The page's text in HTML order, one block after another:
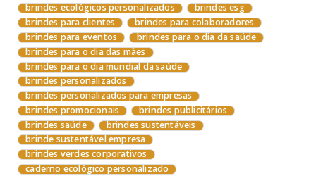
brindes ecológicos personalizados
brindes esg
brindes para clientes
brindes para colaboradores
brindes para eventos
brindes para o dia da saúde
brindes para o dia das mães
brindes para o dia mundial da saúde
brindes personalizados
brindes personalizados para empresas
brindes promocionais
brindes publicitários
brindes saúde
brindes sustentáveis
brinde sustentável empresa
brindes verdes corporativos
caderno ecológico personalizado